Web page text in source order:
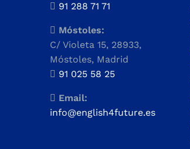
91 288 71 71
Móstoles:
C/ Violeta 15, 28933,
Móstoles, Madrid
91 025 58 25
Email:
info@english4future.es